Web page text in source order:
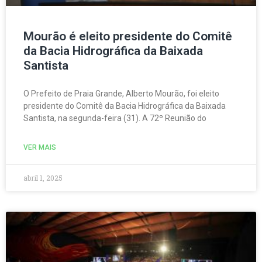
Mourão é eleito presidente do Comitê
da Bacia Hidrográfica da Baixada
Santista
O Prefeito de Praia Grande, Alberto Mourão, foi eleito
presidente do Comitê da Bacia Hidrográfica da Baixada
Santista, na segunda-feira (31). A 72º Reunião do
VER MAIS
abril 1, 2025